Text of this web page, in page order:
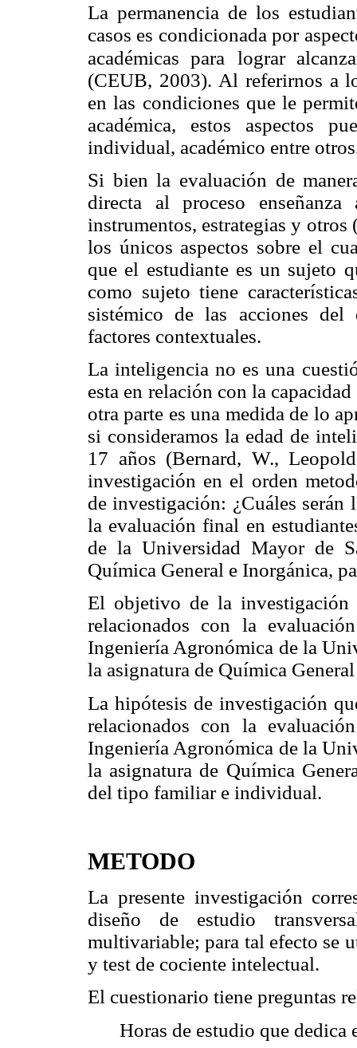
La permanencia de los
casos es condicionada por
académicas para
lograr
(CEUB, 2003). Al referirnos a
en las condiciones que le
académica, estos aspectos
individual, académico entre
Si bien la evaluación de
directa al proceso
instrumentos, estrategias y
los únicos aspectos sobre el
que el estudiante es un sujeto
como sujeto tiene
sistémico de las acciones
factores contextuales.
La inteligencia no es una
esta en relación con la
otra parte es una medida de lo
si consideramos la edad de
17 años (Bernard, W.,
investigación en el orden
de investigación: ¿Cuáles serán
la evaluación final en
de la Universidad Mayor de
Química General e Inorgánica,
El objetivo de la investigación
relacionados con la
Ingeniería Agronómica de la
la asignatura de Química
La hipótesis de investigación
relacionados con la
Ingeniería Agronómica de la
la asignatura de Química
del tipo familiar e individual.
METODO
La presente investigación
diseño de estudio
multivariable; para tal efecto se
y test de cociente intelectual.
El cuestionario tiene preguntas
Horas de estudio que dedica